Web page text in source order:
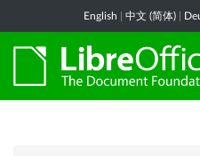
English 中文 (简体)